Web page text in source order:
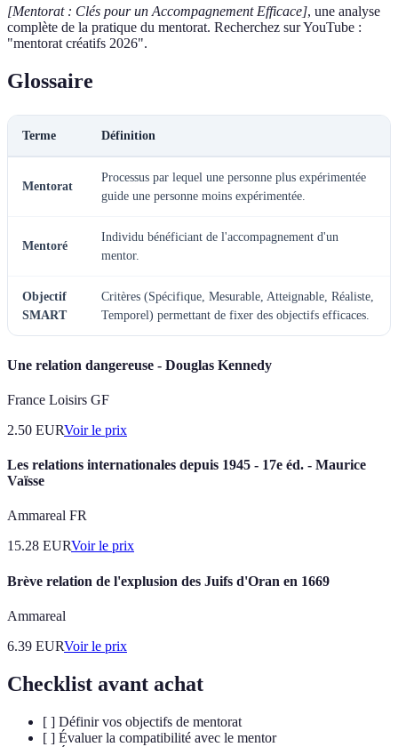
[Mentorat : Clés pour un Accompagnement Efficace], une analyse
complète de la pratique du mentorat. Recherchez sur YouTube :
"mentorat créatifs 2026".
Glossaire
Terme Définition
Mentorat
Processus par lequel une personne plus expérimentée
guide une personne moins expérimentée.
Mentoré
Individu bénéficiant de l'accompagnement d'un
mentor.
Objectif
SMART
Critères (Spécifique, Mesurable, Atteignable, Réaliste,
Temporel) permettant de fixer des objectifs efficaces.
Une relation dangereuse - Douglas Kennedy
France Loisirs GF
2.50 EURVoir le prix
Les relations internationales depuis 1945 - 17e éd. - Maurice
Vaïsse
Ammareal FR
15.28 EURVoir le prix
Brève relation de l'explusion des Juifs d'Oran en 1669
Ammareal
6.39 EURVoir le prix
Checklist avant achat
[ ] Définir vos objectifs de mentorat
[ ] Évaluer la compatibilité avec le mentor